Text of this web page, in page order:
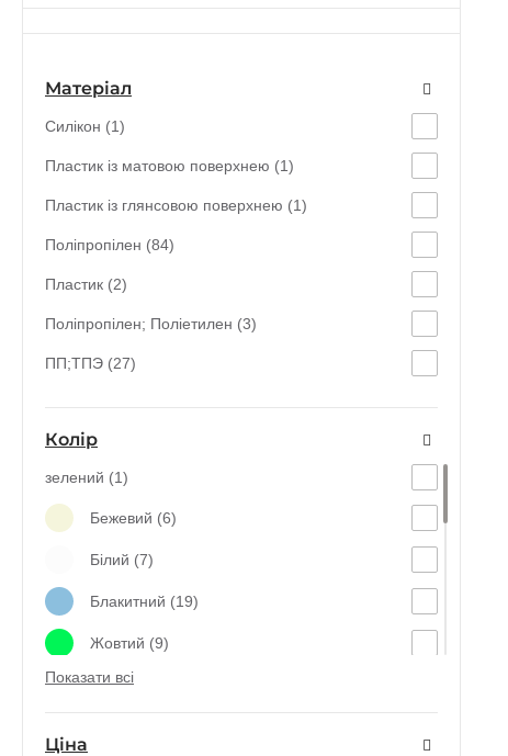
Матеріал
Силікон (1)
Пластик із матовою поверхнею (1)
Пластик із глянсовою поверхнею (1)
Поліпропілен (84)
Пластик (2)
Поліпропілен; Поліетилен (3)
ПП;ТПЭ (27)
Колір
зелений (1)
Бежевий (6)
Білий (7)
Блакитний (19)
Жовтий (9)
Коричневий (4)
Показати всі
Ціна